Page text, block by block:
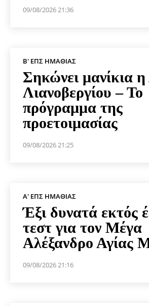
09/08/2026 21:36
Β' ΕΠΣ ΗΜΑΘΊΑΣ
Σηκώνει μανίκια
Λιανοβεργίου – Το
πρόγραμμα της
προετοιμασίας
09/08/2026 21:25
Α' ΕΠΣ ΗΜΑΘΊΑΣ
Έξι δυνατά εκτός
τεστ για τον Μέγα
Αλέξανδρο Αγίας
09/08/2026 21:16